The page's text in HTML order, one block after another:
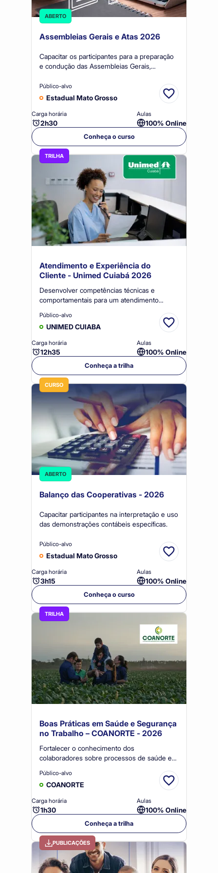
Ramo Crédito (25)
Ramo Infraestrutura (21)
Ramo Seguros (20)
Ramo Trabalho, Produção de Bens e Serviços (32)
Ramo Transporte (21)
ABERTO
Assembleias Gerais e Atas 2026
Capacitar os participantes para a preparação
e condução das Assembleias Gerais,
conformidade legal, clareza das decisões e o
fortalecimento da governança cooperativista.
Público-alvo
Estadual Mato Grosso
Carga horária
2h30
Aulas
100% Online
Conheça o curso
TRILHA
Atendimento e Experiência do
Cliente - Unimed Cuiabá 2026
Desenvolver competências técnicas e
comportamentais para um atendimento
cooperativistas, fortalecendo a experiência do
cliente Unimed.
Público-alvo
UNIMED CUIABA
Carga horária
12h35
Aulas
100% Online
Conheça a trilha
CURSO
ABERTO
Balanço das Cooperativas - 2026
Capacitar participantes na interpretação e uso
das demonstrações contábeis específicas.
Público-alvo
Estadual Mato Grosso
Carga horária
3h15
Aulas
100% Online
Conheça o curso
TRILHA
Boas Práticas em Saúde e Segurança
no Trabalho – COANORTE - 2026
Fortalecer o conhecimento dos
colaboradores sobre processos de saúde e
organizacional, operacional, prevenção de
riscos e melhoria das condições de trabalho
no campo.
Público-alvo
COANORTE
Carga horária
1h30
Aulas
100% Online
Conheça a trilha
PUBLICAÇÕES